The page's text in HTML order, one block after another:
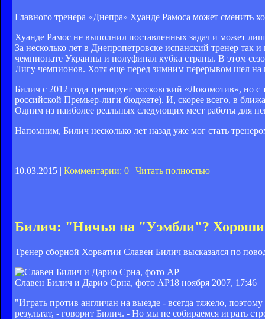
Главного тренера «Днепра» Хуанде Рамоса может сменить
Хуанде Рамос не выполнил поставленных задач и может
За несколько лет в Днепропетровске испанский тренер так
чемпионате Украины и полуфинал кубка страны. В этом
Лигу чемпионов. Хотя еще перед зимним перерывом шел на
Билич с 2012 года тренирует московский «Локомотив», но
российской Премьер-лиги бюджете). И, скорее всего, в
Одним из наиболее реальных следующих мест работы для
Напомним, Билич несколько лет назад уже мог стать
10.03.2015 | Комментарии: 0 | Читать полностью
Билич: "Ничья на "Уэмбли"?
Тренер сборной Хорватии Славен Билич высказался по
Славен Билич и Дарио Срна, фото AP18 ноября 2007, 17:46
"Играть против англичан на выезде - всегда тяжело,
результат, - говорит Билич. - Но мы не собираемся играть